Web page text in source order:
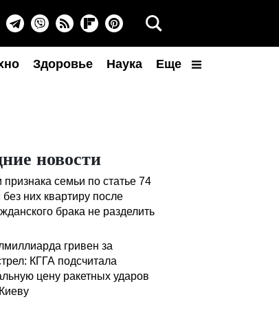
Здоровье Наука Еще
новости
признака семьи по статье 74
них квартиру после
брака не разделить
гривен за
КГГА подсчитала
цену ракетных ударов